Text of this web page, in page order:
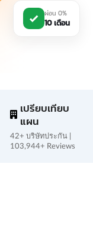
ผ่อน 0%
10 เดือน
เปรียบเทียบ
แผน
42+ บริษัทประกัน |
103,944+ Reviews